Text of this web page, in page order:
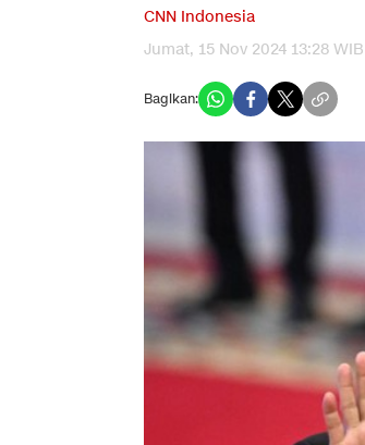
CNN Indonesia
Jumat, 15 Nov 2024 13:28 WIB
Bagikan: